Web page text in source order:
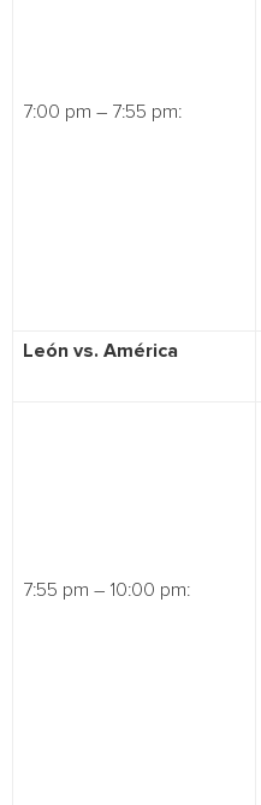
7:00 pm – 7:55 pm:
León vs. América
7:55 pm – 10:00 pm: